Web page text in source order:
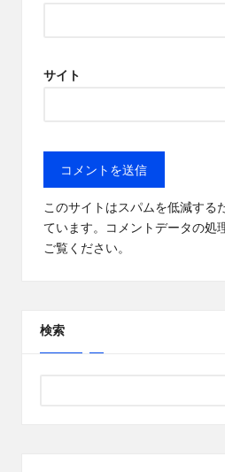
サイト
このサイトはスパムを低減する
ています。
コメントデータの処
ご覧ください。
検索